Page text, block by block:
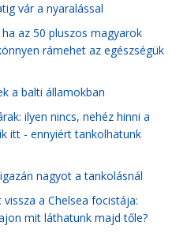
vár a nyaralással
az 50 pluszos magyarok
rámehet az egészségük
a balti államokban
ilyen nincs, nehéz hinni a
itt - ennyiért tankolhatunk
nagyot a tankolásnál
a Chelsea focistája:
mit láthatunk majd tőle?